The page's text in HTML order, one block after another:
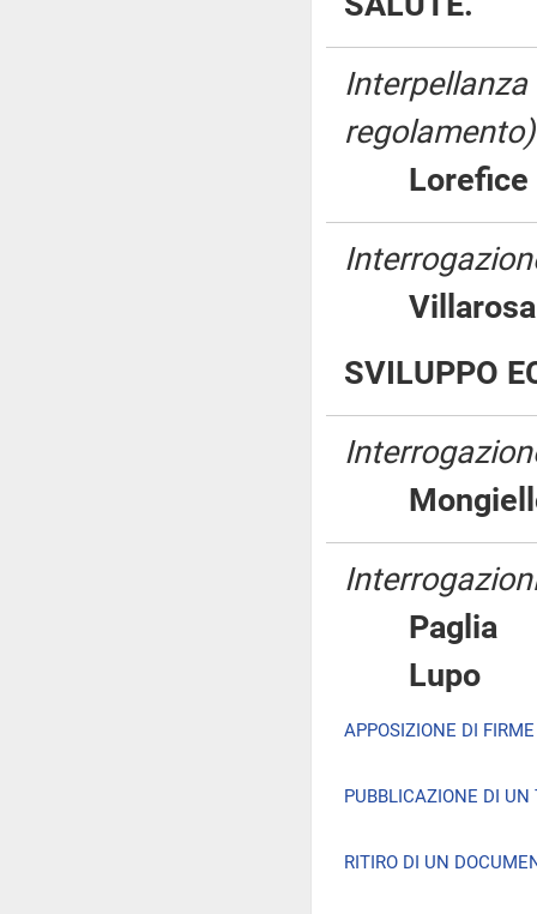
SVILUPPO
APPOSIZIONE DI
PUBBLICAZIONE DI UN
RITIRO DI UN